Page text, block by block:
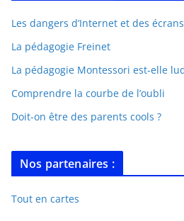
Les dangers d’Internet et des
La pédagogie Freinet
La pédagogie Montessori est-elle
Comprendre la courbe de l’oubli
Doit-on être des parents cools ?
Nos partenaires :
Tout en cartes